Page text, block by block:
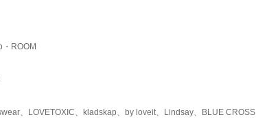
ROOM
、LOVETOXIC、kladskap、by loveit、Lindsay、BLUE CROSS